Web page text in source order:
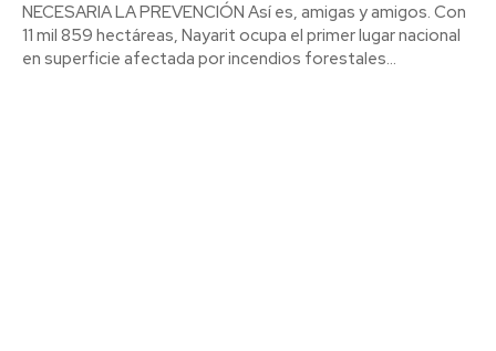
NECESARIA LA PREVENCIÓN Así es, amigas y amigos. Con
11 mil 859 hectáreas, Nayarit ocupa el primer lugar nacional
en superficie afectada por incendios forestales...